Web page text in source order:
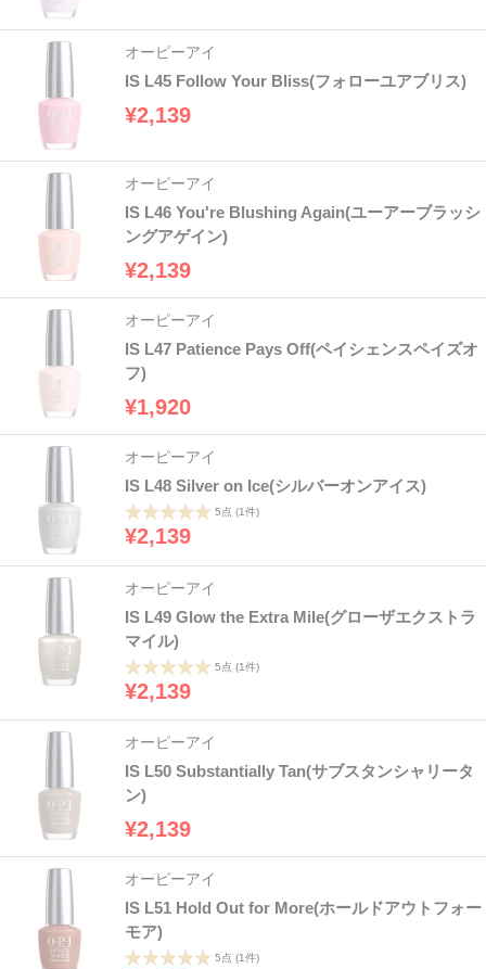
オーピーアイ
IS L45 Follow Your Bliss(フォローユアブリス)
¥2,139
オーピーアイ
IS L46 You're Blushing Again(ユーアーブラッシ
ングアゲイン)
¥2,139
オーピーアイ
IS L47 Patience Pays Off(ペイシェンスペイズオ
フ)
¥1,920
オーピーアイ
IS L48 Silver on Ice(シルバーオンアイス)
5点 (1件)
¥2,139
オーピーアイ
IS L49 Glow the Extra Mile(グローザエクストラ
マイル)
5点 (1件)
¥2,139
オーピーアイ
IS L50 Substantially Tan(サブスタンシャリータ
ン)
¥2,139
オーピーアイ
IS L51 Hold Out for More(ホールドアウトフォー
モア)
5点 (1件)